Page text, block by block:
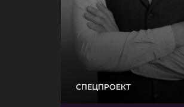
СПЕЦПРОЕКТ